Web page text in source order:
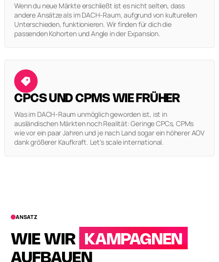
Wenn du neue Märkte erschließt ist es nicht selten, dass
andere Ansätze als im DACH-Raum, aufgrund von kulturellen
Unterschieden, funktionieren. Wir finden für dich die
passenden Kohorten und Angle in der Expansion.
CPCS UND CPMS WIE FRÜHER
Was im DACH-Raum unmöglich geworden ist, ist in
ausländischen Märkten noch Realität: Geringe CPCs, CPMs
wie vor ein paar Jahren und je nach Land sogar ein höherer AOV
dank größerer Kaufkraft. Let's scale international.
ANSATZ
WIE WIR
KAMPAGNEN
AUFBAUEN